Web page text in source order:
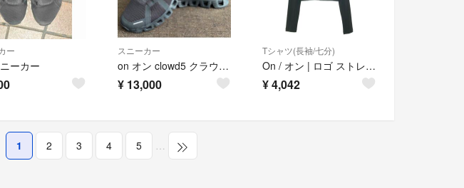
ー
ーカー
スニーカー
on オン clowd5 クラウド5 ブラック 黒 W6 23cm
¥ 13,000
Tシャツ(長袖/七分)
On / オン | ロゴ ストレッチ カットソー スポーツウェア | XS | ブラック | レディース
¥4,042
1 2 3 4 5 …